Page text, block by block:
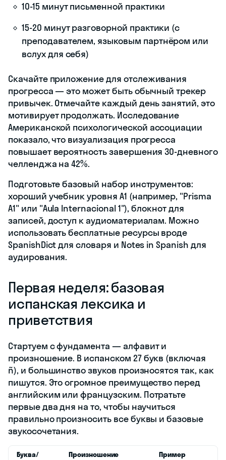
10-15 минут письменной практики
15-20 минут разговорной практики (с
преподавателем, языковым партнёром или
вслух для себя)
Скачайте приложение для отслеживания
прогресса — это может быть обычный трекер
привычек. Отмечайте каждый день занятий, это
мотивирует продолжать. Исследование
Американской психологической ассоциации
показало, что визуализация прогресса
повышает вероятность завершения 30-дневного
челленджа на 42%.
Подготовьте базовый набор инструментов:
хороший учебник уровня A1 (например, "Prisma
A1" или "Aula Internacional 1"), блокнот для
записей, доступ к аудиоматериалам. Можно
использовать бесплатные ресурсы вроде
SpanishDict для словаря и Notes in Spanish для
аудирования.
Первая неделя: базовая
испанская лексика и
приветствия
Стартуем с фундамента — алфавит и
произношение. В испанском 27 букв (включая
ñ), и большинство звуков произносятся так, как
пишутся. Это огромное преимущество перед
английским или французским. Потратьте
первые два дня на то, чтобы научиться
правильно произносить все буквы и базовые
звукосочетания.
Буква/
Произношение Пример